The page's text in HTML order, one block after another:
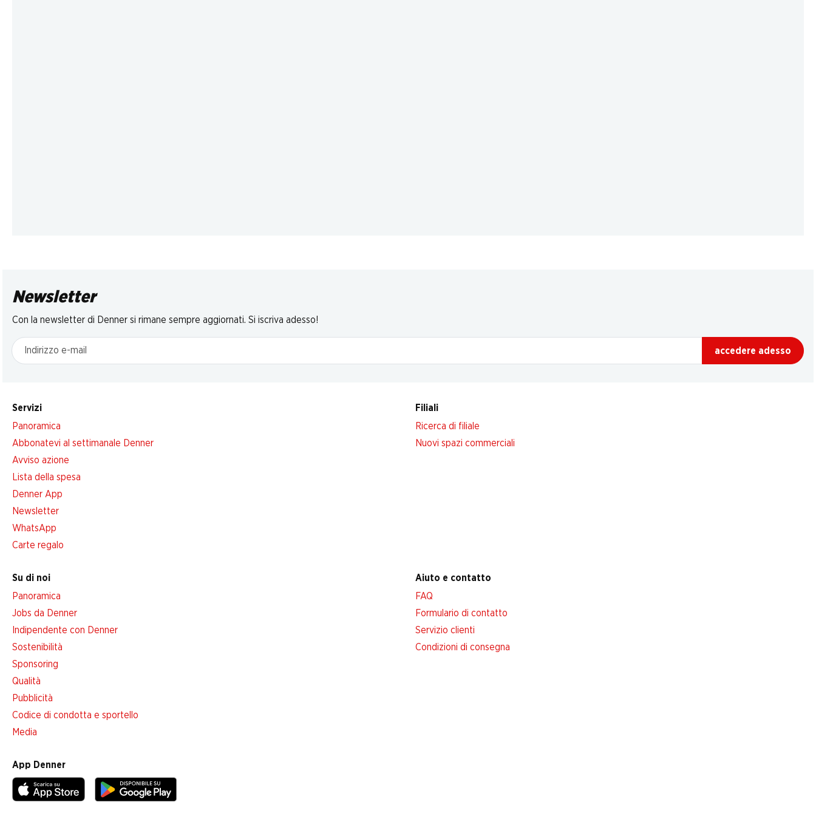
Newsletter
Con la newsletter di Denner si rimane sempre aggiornati. Si iscriva adesso!
Indirizzo e-mail
accedere adesso
Servizi
Panoramica
Abbonatevi al settimanale Denner
Avviso azione
Lista della spesa
Denner App
Newsletter
WhatsApp
Carte regalo
Filiali
Ricerca di filiale
Nuovi spazi commerciali
Su di noi
Panoramica
Jobs da Denner
Indipendente con Denner
Sostenibilità
Sponsoring
Qualità
Pubblicità
Codice di condotta e sportello
Media
Aiuto e contatto
FAQ
Formulario di contatto
Servizio clienti
Condizioni di consegna
App Denner